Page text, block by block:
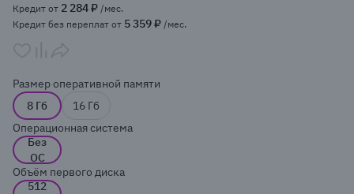
Кредит от 2 284 ₽ /мес.
Кредит без переплат от 5 359 ₽ /мес.
Размер оперативной памяти
8 Гб
16 Гб
Операционная система
Без
ОС
Объём первого диска
512